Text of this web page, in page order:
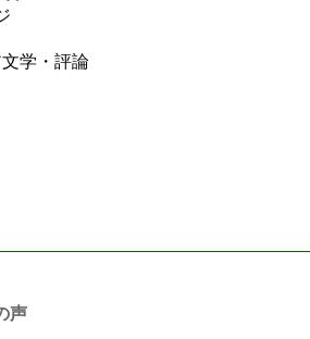
文学・評論
声